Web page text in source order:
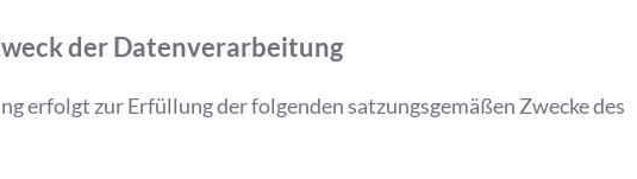
der Datenverarbeitung
erfolgt zur Erfüllung der folgenden satzungsgemäßen Zwecke des